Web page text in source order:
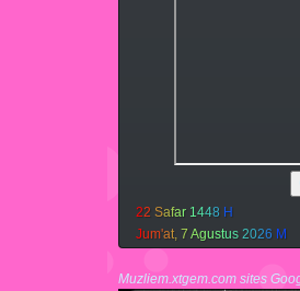
22 Safar 1448 H
Jum'at 7 Agustus 2026 M
Muzliem.xtgem.com sites